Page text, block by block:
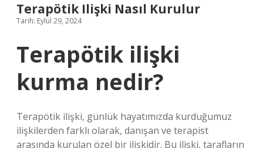
Terapötik Ilişki Nasıl Kurulur
Tarih: Eylül 29, 2024
Terapötik ilişki
kurma nedir?
Terapötik ilişki, günlük hayatımızda kurduğumuz
ilişkilerden farklı olarak, danışan ve terapist
arasında kurulan özel bir ilişkidir. Bu ilişki, tarafların